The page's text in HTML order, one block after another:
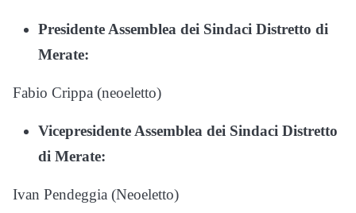
Presidente Assemblea dei Sindaci Distretto di
Merate:
Fabio Crippa (neoeletto)
Vicepresidente Assemblea dei Sindaci Distretto
di Merate:
Ivan Pendeggia (Neoeletto)